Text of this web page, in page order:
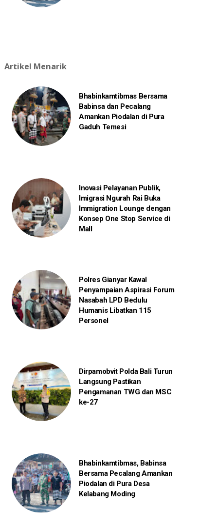
Artikel Menarik
Bhabinkamtibmas Bersama
Babinsa dan Pecalang
Amankan Piodalan di Pura
Gaduh Temesi
Inovasi Pelayanan Publik,
Imigrasi Ngurah Rai Buka
Immigration Lounge dengan
Konsep One Stop Service di
Mall
Polres Gianyar Kawal
Penyampaian Aspirasi Forum
Nasabah LPD Bedulu
Humanis Libatkan 115
Personel
Dirpamobvit Polda Bali Turun
Langsung Pastikan
Pengamanan TWG dan MSC
ke-27
Bhabinkamtibmas, Babinsa
Bersama Pecalang Amankan
Piodalan di Pura Desa
Kelabang Moding